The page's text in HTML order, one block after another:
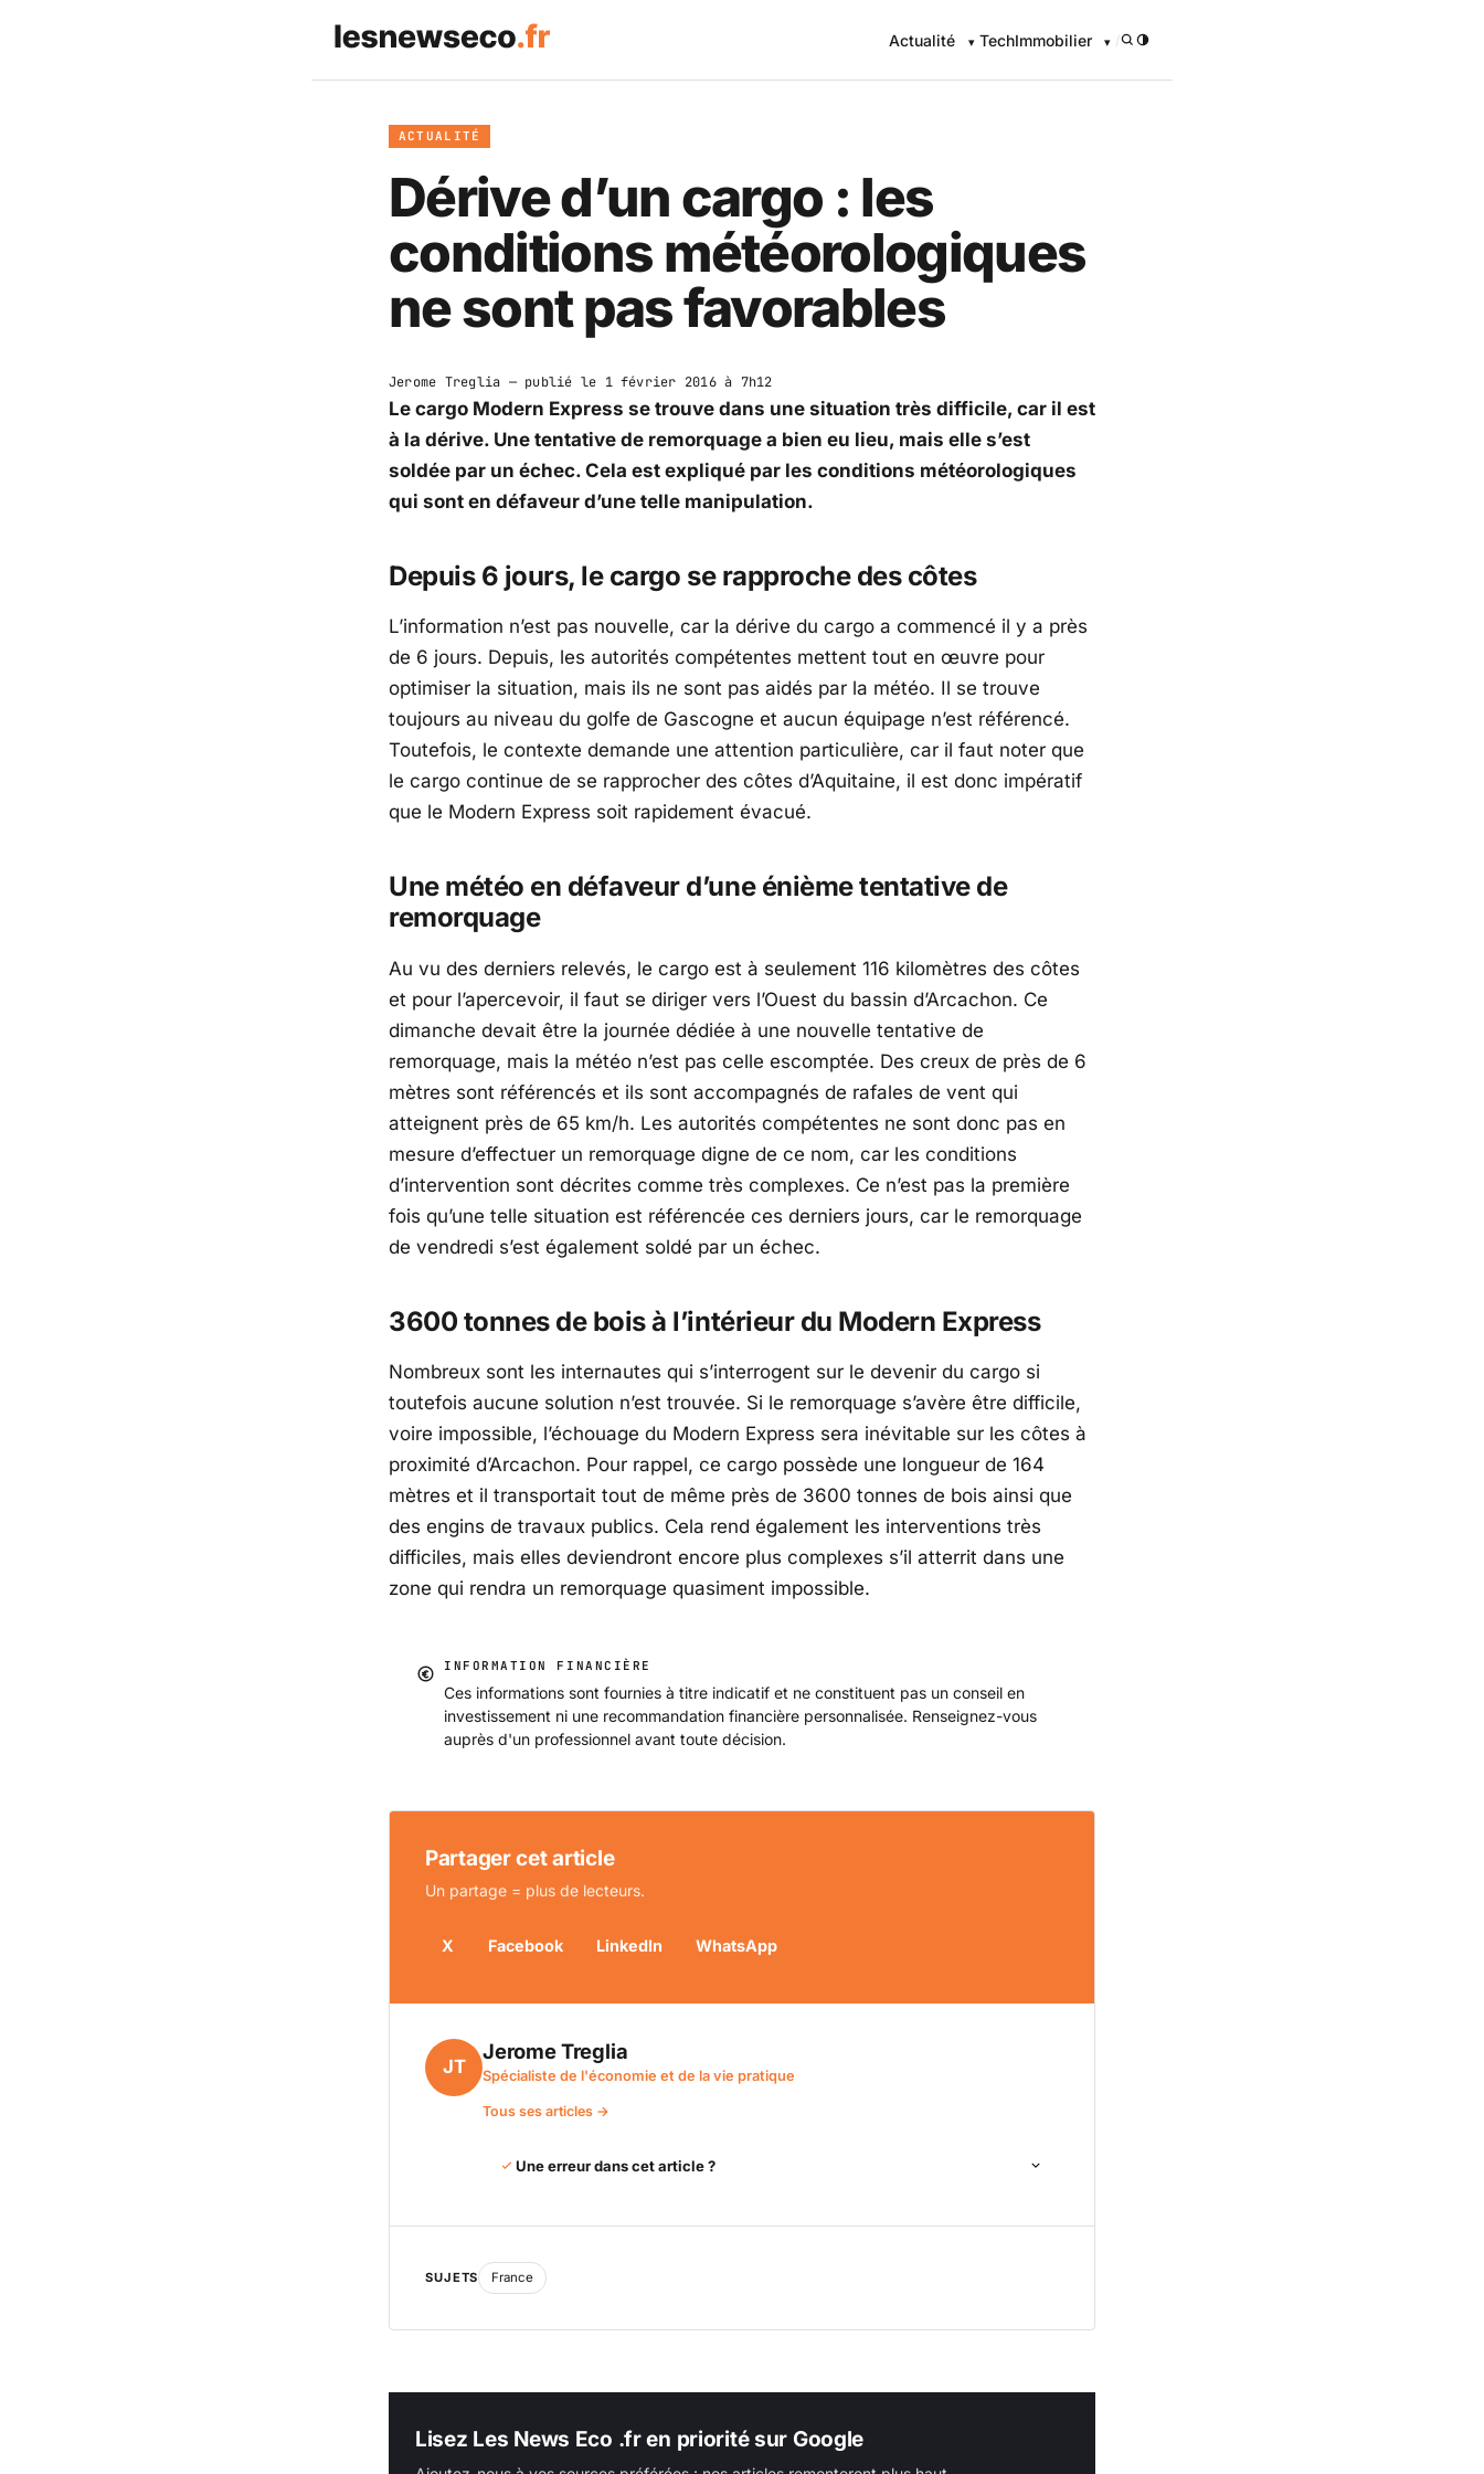
Actualité TechImmobilier /
ACTUALITÉ
Dérive d’un cargo : les
conditions météorologiques
ne sont pas favorables
Jerome Treglia — publié le 1 février 2016 à 7h12
Le cargo Modern Express se trouve dans une situation très difficile, car il est
à la dérive. Une tentative de remorquage a bien eu lieu, mais elle s’est
soldée par un échec. Cela est expliqué par les conditions météorologiques
qui sont en défaveur d’une telle manipulation.
Depuis 6 jours, le cargo se rapproche des côtes
L’information n’est pas nouvelle, car la dérive du cargo a commencé il y a près
de 6 jours. Depuis, les autorités compétentes mettent tout en œuvre pour
optimiser la situation, mais ils ne sont pas aidés par la météo. Il se trouve
toujours au niveau du golfe de Gascogne et aucun équipage n’est référencé.
Toutefois, le contexte demande une attention particulière, car il faut noter que
le cargo continue de se rapprocher des côtes d’Aquitaine, il est donc impératif
que le Modern Express soit rapidement évacué.
Une météo en défaveur d’une énième tentative de
remorquage
Au vu des derniers relevés, le cargo est à seulement 116 kilomètres des côtes
et pour l’apercevoir, il faut se diriger vers l’Ouest du bassin d’Arcachon. Ce
dimanche devait être la journée dédiée à une nouvelle tentative de
remorquage, mais la météo n’est pas celle escomptée. Des creux de près de 6
mètres sont référencés et ils sont accompagnés de rafales de vent qui
atteignent près de 65 km/h. Les autorités compétentes ne sont donc pas en
mesure d’effectuer un remorquage digne de ce nom, car les conditions
d’intervention sont décrites comme très complexes. Ce n’est pas la première
fois qu’une telle situation est référencée ces derniers jours, car le remorquage
de vendredi s’est également soldé par un échec.
3600 tonnes de bois à l’intérieur du Modern Express
Nombreux sont les internautes qui s’interrogent sur le devenir du cargo si
toutefois aucune solution n’est trouvée. Si le remorquage s’avère être difficile,
voire impossible, l’échouage du Modern Express sera inévitable sur les côtes à
proximité d’Arcachon. Pour rappel, ce cargo possède une longueur de 164
mètres et il transportait tout de même près de 3600 tonnes de bois ainsi que
des engins de travaux publics. Cela rend également les interventions très
difficiles, mais elles deviendront encore plus complexes s’il atterrit dans une
zone qui rendra un remorquage quasiment impossible.
INFORMATION FINANCIÈRE
Ces informations sont fournies à titre indicatif et ne constituent pas un conseil en
investissement ni une recommandation financière personnalisée. Renseignez-vous
auprès d'un professionnel avant toute décision.
Partager cet article
Un partage = plus de lecteurs.
X Facebook LinkedIn WhatsApp
JT
Jerome Treglia
Spécialiste de l'économie et de la vie pratique
Tous ses articles →
Une erreur dans cet article ?
SUJETS France
Lisez Les News Eco .fr en priorité sur Google